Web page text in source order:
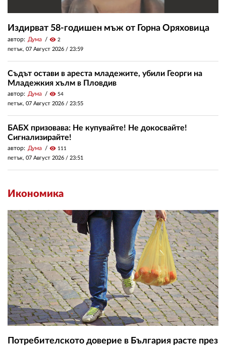
Издирват 58-годишен мъж от Горна Оряховица
автор: Дума visibility 2
петък, 07 Август 2026 / 23:59
Съдът остави в ареста младежите, убили Георги на
Младежкия хълм в Пловдив
автор: Дума visibility 54
петък, 07 Август 2026 / 23:55
БАБХ призовава: Не купувайте! Не докосвайте!
Сигнализирайте!
автор: Дума visibility 111
петък, 07 Август 2026 / 23:51
Икономика
Потребителското доверие в България расте през